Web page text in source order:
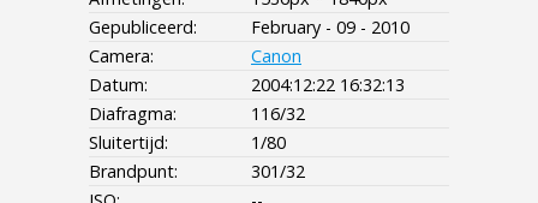
Gepubliceerd:
February - 09 - 2010
Camera:
Canon
Datum:
2004:12:22 16:32:13
Diafragma:
116/32
Sluitertijd:
1/80
Brandpunt:
301/32